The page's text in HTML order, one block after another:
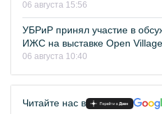
06 августа 15:56
УБРиР принял участие в
ИЖС на выставке Open
06 августа 10:40
Читайте нас в